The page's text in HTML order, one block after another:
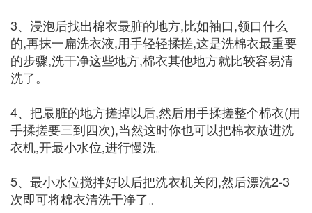
3、浸泡后找出棉衣最脏的地方,比如袖口,领口什么
的,再抹一扁洗衣液,用手轻轻揉搓,这是洗棉衣最重要
的步骤,洗干净这些地方,棉衣其他地方就比较容易清
洗了。
4、把最脏的地方搓掉以后,然后用手揉搓整个棉衣(用
手揉搓要三到四次),当然这时你也可以把棉衣放进洗
衣机,开最小水位,进行慢洗。
5、最小水位搅拌好以后把洗衣机关闭,然后漂洗2-3
次即可将棉衣清洗干净了。